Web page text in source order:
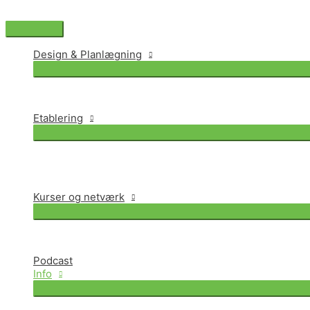
til
indholdetHovedmenu
Design & Planlægning
Etablering
Kurser og netværk
Podcast
Info